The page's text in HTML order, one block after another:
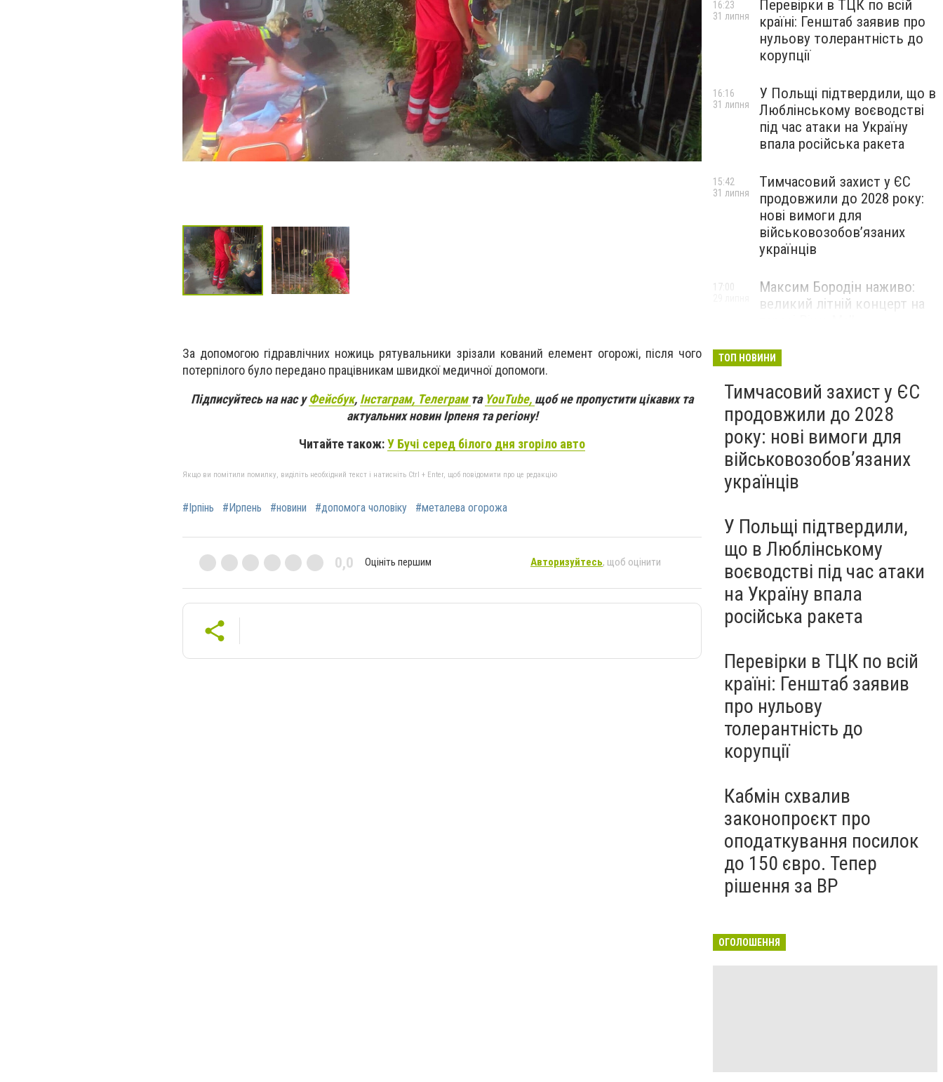
За допомогою гідравлічних ножиць рятувальники зрізали кований елемент огорожі, після чого
потерпілого було передано працівникам швидкої медичної допомоги.
Підписуйтесь на нас уФейсбук, Інстаграм, Телеграм та YouTube, щоб не пропустити цікавих та
актуальних новин Ірпеня та регіону!
Читайте також:У Бучі серед білого дня згоріло авто
Якщо ви помітили помилку, виділіть необхідний текст і натисніть Ctrl + Enter, щоб повідомити про це редакцію
#Ірпінь #Ирпень #новини #допомога чоловіку #металева огорожа
0,0 Оцініть першим Авторизуйтесь, щоб оцінити
Перевірки в ТЦК по всій
країні: Генштаб заявив про
нульову толерантність до
корупції
16:23
31 липня
У Польщі підтвердили, що в
Люблінському воєводстві
під час атаки на Україну
впала російська ракета
16:16
31 липня
Тимчасовий захист у ЄС
продовжили до 2028 року:
нові вимоги для
військовозобов’язаних
українців
15:42
31 липня
Максим Бородін наживо:
великий літній концерт на
17:00
ТОП НОВИНИ
Тимчасовий захист у ЄС
продовжили до 2028
року: нові вимоги для
військовозобов’язаних
українців
У Польщі підтвердили,
що в Люблінському
воєводстві під час атаки
на Україну впала
російська ракета
Перевірки в ТЦК по всій
країні: Генштаб заявив
про нульову
толерантність до
корупції
Кабмін схвалив
законопроєкт про
оподаткування посилок
до 150 євро. Тепер
рішення за ВР
ОГОЛОШЕННЯ